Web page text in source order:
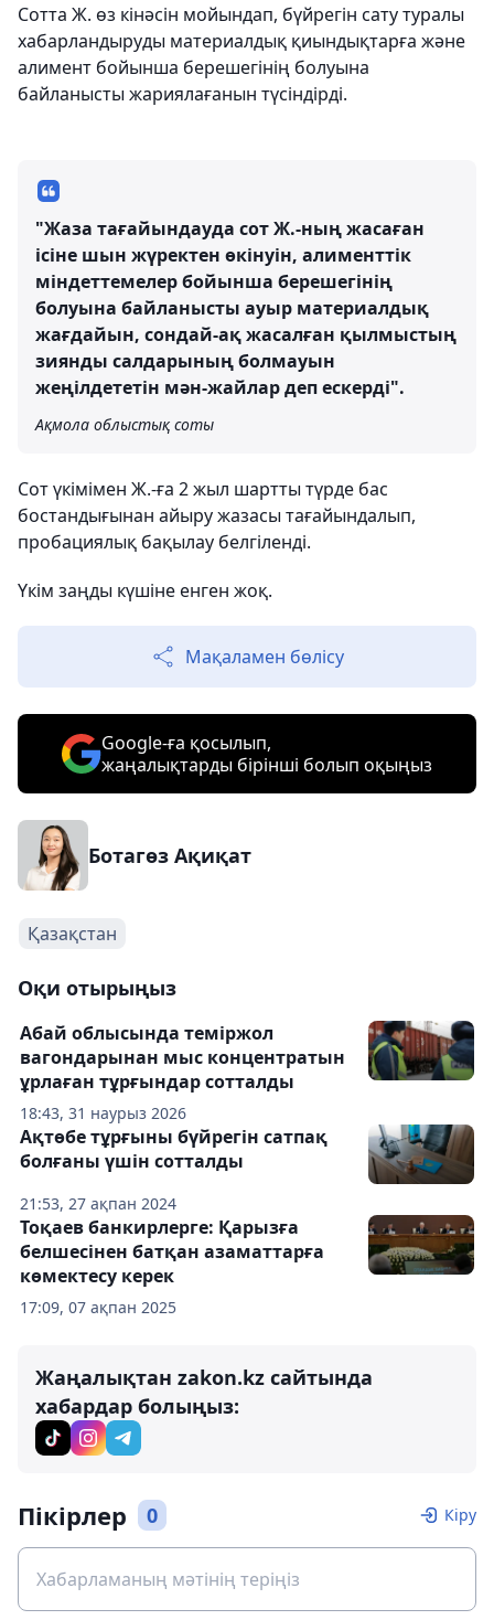
Сотта Ж. өз кінәсін мойындап, бүйрегін сату туралы
хабарландыруды материалдық қиындықтарға және
алимент бойынша берешегінің болуына
байланысты жариялағанын түсіндірді.
"Жаза тағайындауда сот Ж.-ның жасаған
ісіне шын жүректен өкінуін, алименттік
міндеттемелер бойынша берешегінің
болуына байланысты ауыр материалдық
жағдайын, сондай-ақ жасалған қылмыстың
зиянды салдарының болмауын
жеңілдететін мән-жайлар деп ескерді".
Ақмола облыстық соты
Сот үкімімен Ж.-ға 2 жыл шартты түрде бас
бостандығынан айыру жазасы тағайындалып,
пробациялық бақылау белгіленді.
Үкім заңды күшіне енген жоқ.
Мақаламен бөлісу
Google-ға қосылып,
жаңалықтарды бірінші болып оқыңыз
Ботагөз Ақиқат
Қазақстан
Оқи отырыңыз
18:43, 31 наурыз 2026
Абай облысында теміржол
вагондарынан мыс концентратын
ұрлаған тұрғындар сотталды
21:53, 27 ақпан 2024
Ақтөбе тұрғыны бүйрегін сатпақ
болғаны үшін сотталды
17:09, 07 ақпан 2025
Тоқаев банкирлерге: Қарызға
белшесінен батқан азаматтарға
көмектесу керек
Жаңалықтан zakon.kz сайтында
хабардар болыңыз:
Пікірлер 0 Кіру